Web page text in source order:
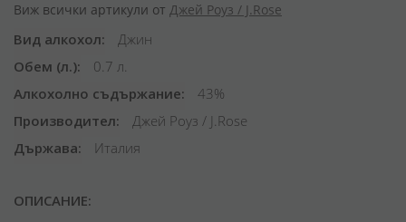
Виж всички артикули от Джей Роуз / J.Rose
Вид алкохол
Джин
Обем (л.)
0.7 л.
Алкохолно съдържание
43%
Производител
Джей Роуз / J.Rose
Държава
Италия
ОПИСАНИЕ: